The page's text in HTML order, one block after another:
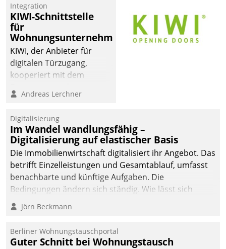
Datatrain. Die meravis
Wohnungsbau- und
Immobilien GmbH hat
sich dabei für den Betrieb
der Lösung über die SAP
Cloud Platform
Unternehmen am
Integration
KIWI-Schnittstelle
für
Wohnungsunternehmen
KIWI, der Anbieter für
digitalen Türzugang,
kooperiert mit dem
Softwareentwicklungshaus
Andreas Lerchner
Digitalisierung
Im Wandel wandlungsfähig –
Digitalisierung auf elastischer Basis
Die Immobilienwirtschaft digitalisiert ihr Angebot. Das
betrifft Einzelleistungen und Gesamtablauf, umfasst
benachbarte und künftige Aufgaben. Die
Bedingungen ändern sich ständig. Wie lässt sich
technisch die Kontrolle wahren und zugleich Freiraum
fürs Wachsen öffnen?
Jörn Beckmann
Berliner Wohnungstauschportal
Guter Schnitt bei Wohnungstausch